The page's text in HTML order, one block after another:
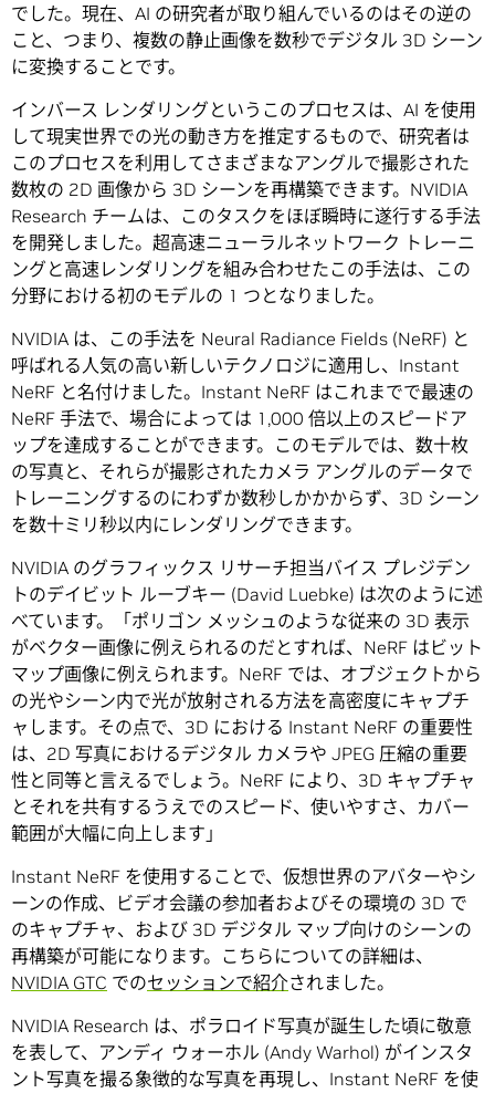
でした。現在、AI の研究者が取り組んでいるのはその逆の
こと、つまり、複数の静止画像を数秒でデジタル 3D シーン
に変換することです。
インバース レンダリングというこのプロセスは、AI を使用
して現実世界での光の動き方を推定するもので、研究者は
このプロセスを利用してさまざまなアングルで撮影された
数枚の 2D 画像から 3D シーンを再構築できます。NVIDIA
Research チームは、このタスクをほぼ瞬時に遂行する手法
を開発しました。超高速ニューラルネットワーク トレーニ
ングと高速レンダリングを組み合わせたこの手法は、この
分野における初のモデルの 1 つとなりました。
NVIDIA は、この手法を Neural Radiance Fields (NeRF) と
呼ばれる人気の高い新しいテクノロジに適用し、Instant
NeRF と名付けました。Instant NeRF はこれまでで最速の
NeRF 手法で、場合によっては 1,000 倍以上のスピードア
ップを達成することができます。このモデルでは、数十枚
の写真と、それらが撮影されたカメラ アングルのデータで
トレーニングするのにわずか数秒しかかからず、3D シーン
を数十ミリ秒以内にレンダリングできます。
NVIDIA のグラフィックス リサーチ担当バイス プレジデン
トのデイビット ルーブキー (David Luebke) は次のように述
べています。「ポリゴン メッシュのような従来の 3D 表示
がベクター画像に例えられるのだとすれば、NeRF はビット
マップ画像に例えられます。NeRF では、オブジェクトから
の光やシーン内で光が放射される方法を高密度にキャプチ
ャします。その点で、3D における Instant NeRF の重要性
は、2D 写真におけるデジタル カメラや JPEG 圧縮の重要
性と同等と言えるでしょう。NeRF により、3D キャプチャ
とそれを共有するうえでのスピード、使いやすさ、カバー
範囲が大幅に向上します」
Instant NeRF を使用することで、仮想世界のアバターやシ
ーンの作成、ビデオ会議の参加者およびその環境の 3D で
のキャプチャ、および 3D デジタル マップ向けのシーンの
再構築が可能になります。こちらについての詳細は、
NVIDIA GTC でのセッションで紹介されました。
NVIDIA Research は、ポラロイド写真が誕生した頃に敬意
を表して、アンディ ウォーホル (Andy Warhol) がインスタ
ント写真を撮る象徴的な写真を再現し、Instant NeRF を使